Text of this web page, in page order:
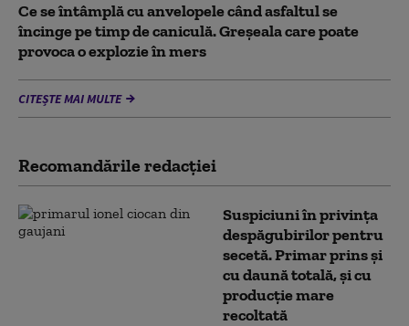
Ce se întâmplă cu anvelopele când asfaltul se
încinge pe timp de caniculă. Greșeala care poate
provoca o explozie în mers
CITEȘTE MAI MULTE
Recomandările redacţiei
Suspiciuni în privința
despăgubirilor pentru
secetă. Primar prins și
cu daună totală, și cu
producție mare
recoltată